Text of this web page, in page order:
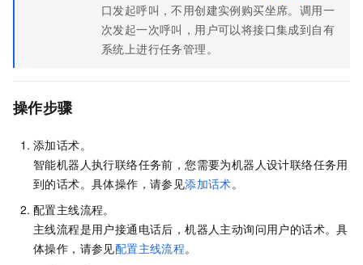
口发起呼叫，不用创建实例购买坐席。调用一
次发起一次呼叫，用户可以将接口集成到自有
系统上进行任务管理。
操作步骤
添加话术。
智能机器人执行联络任务前，您需要为机器人设计联络任务用
到的话术。具体操作，请参见添加话术。
配置主线流程。
主线流程是用户接通电话后，机器人主动询问用户的话术。具
体操作，请参见配置主线流程。